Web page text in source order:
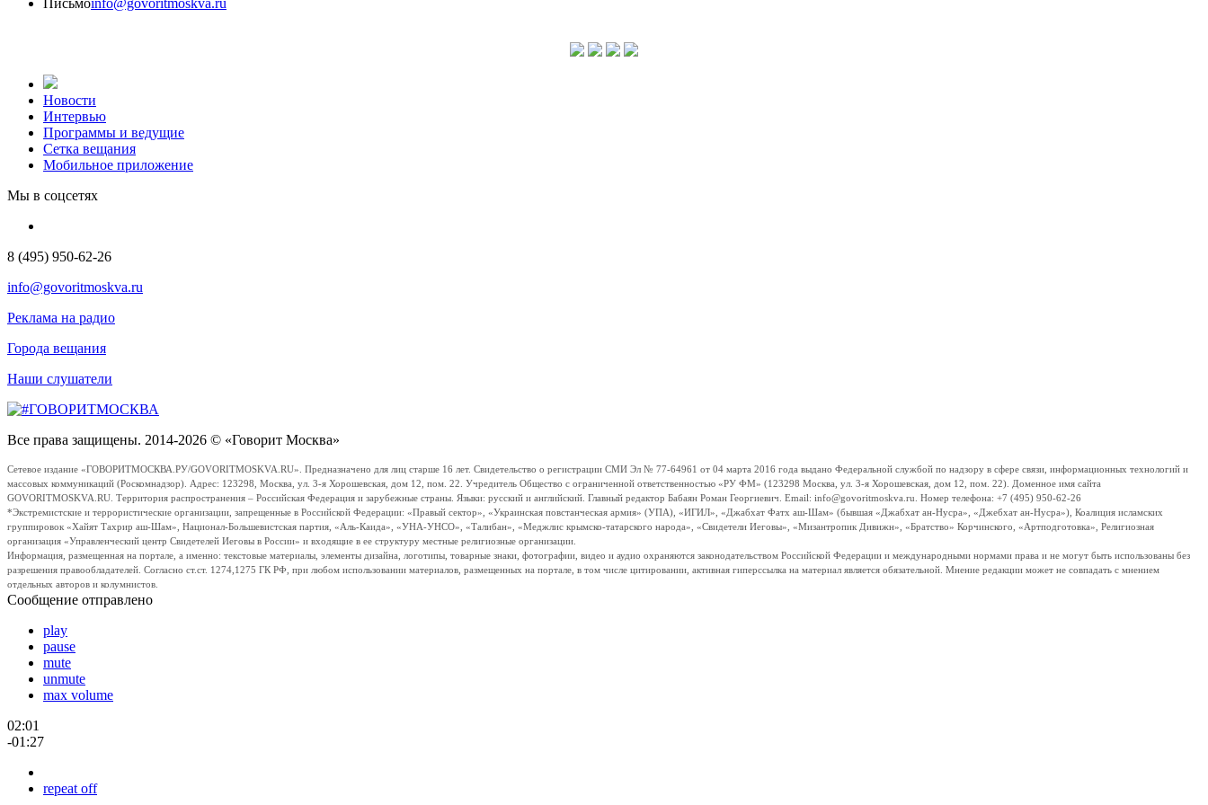
Новости
Интервью
Программы и ведущие
Сетка вещания
Мобильное приложение
Мы в соцсетях
8 (495) 950-62-26
info@govoritmoskva.ru
Реклама на радио
Города вещания
Наши слушатели
Все права защищены. 2014-2026 © «Говорит Москва»
Сетевое издание «ГОВОРИТМОСКВА.РУ/GOVORITMOSKVA.RU». Предназначено для лиц старше 16 лет. Свидетельство о регистрации СМИ Эл № 77-64961 от 04 марта 2016 года выдано Федеральной службой по надзору в сфере связи, информационных технологий и
массовых коммуникаций (Роскомнадзор). Адрес: 123298, Москва, ул. 3-я Хорошевская, дом 12, пом. 22. Учредитель Общество с ограниченной ответственностью «РУ ФМ» (123298 Москва, ул. 3-я Хорошевская, дом 12, пом. 22). Доменное имя сайта
GOVORITMOSKVA.RU. Территория распространения – Российская Федерация и зарубежные страны. Языки: русский и английский. Главный редактор Бабаян Роман Георгиевич. Email: info@govoritmoskva.ru. Номер телефона: +7 (495) 950-62-26
*Экстремистские и террористические организации, запрещенные в Российской Федерации: «Правый сектор», «Украинская повстанческая армия» (УПА), «ИГИЛ», «Джабхат Фатх аш-Шам» (бывшая «Джабхат ан-Нусра», «Джебхат ан-Нусра»), Коалиция исламских
группировок «Хайят Тахрир аш-Шам», Национал-Большевистская партия, «Аль-Каида», «УНА-УНСО», «Талибан», «Меджлис крымско-татарского народа», «Свидетели Иеговы», «Мизантропик Дивижн», «Братство» Корчинского, «Артподготовка», Религиозная
организация «Управленческий центр Свидетелей Иеговы в России» и входящие в ее структуру местные религиозные организации.
Информация, размещенная на портале, а именно: текстовые материалы, элементы дизайна, логотипы, товарные знаки, фотографии, видео и аудио охраняются законодательством Российской Федерации и международными нормами права и не могут быть использованы без
разрешения правообладателей. Согласно ст.ст. 1274,1275 ГК РФ, при любом использовании материалов, размещенных на портале, в том числе цитировании, активная гиперссылка на материал является обязательной. Мнение редакции может не совпадать с мнением
отдельных авторов и колумнистов.
Сообщение отправлено
play
pause
mute
unmute
max volume
02:01
-01:27
repeat off